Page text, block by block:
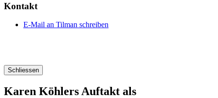
Kontakt
E-Mail an Tilman schreiben
Schliessen
Karen Köhlers Auftakt als